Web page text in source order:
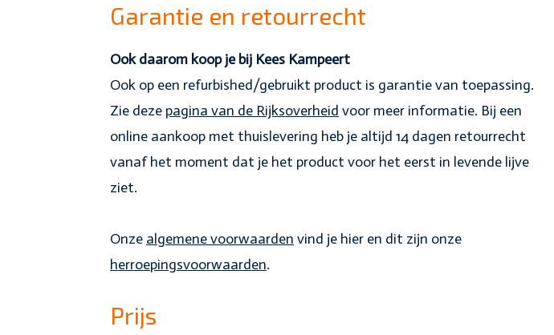
Garantie en retourrecht
Ook daarom koop je bij Kees Kampeert
Ook op een refurbished/gebruikt product is garantie van toepassing.
Zie deze pagina van de Rijksoverheid voor meer informatie. Bij een
online aankoop met thuislevering heb je altijd 14 dagen retourrecht
vanaf het moment dat je het product voor het eerst in levende lijve
ziet.
Onze algemene voorwaarden vind je hier en dit zijn onze
herroepingsvoorwaarden.
Prijs